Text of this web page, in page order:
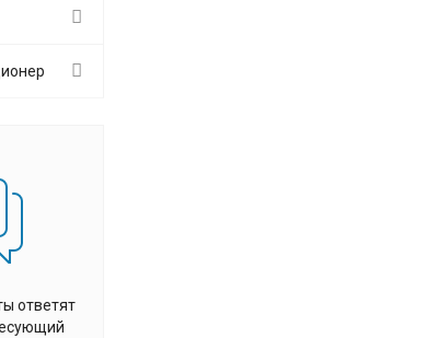
ответят